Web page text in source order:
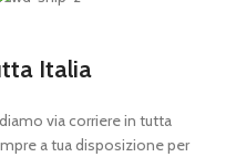
Italia
via corriere in tutta
a tua disposizione per